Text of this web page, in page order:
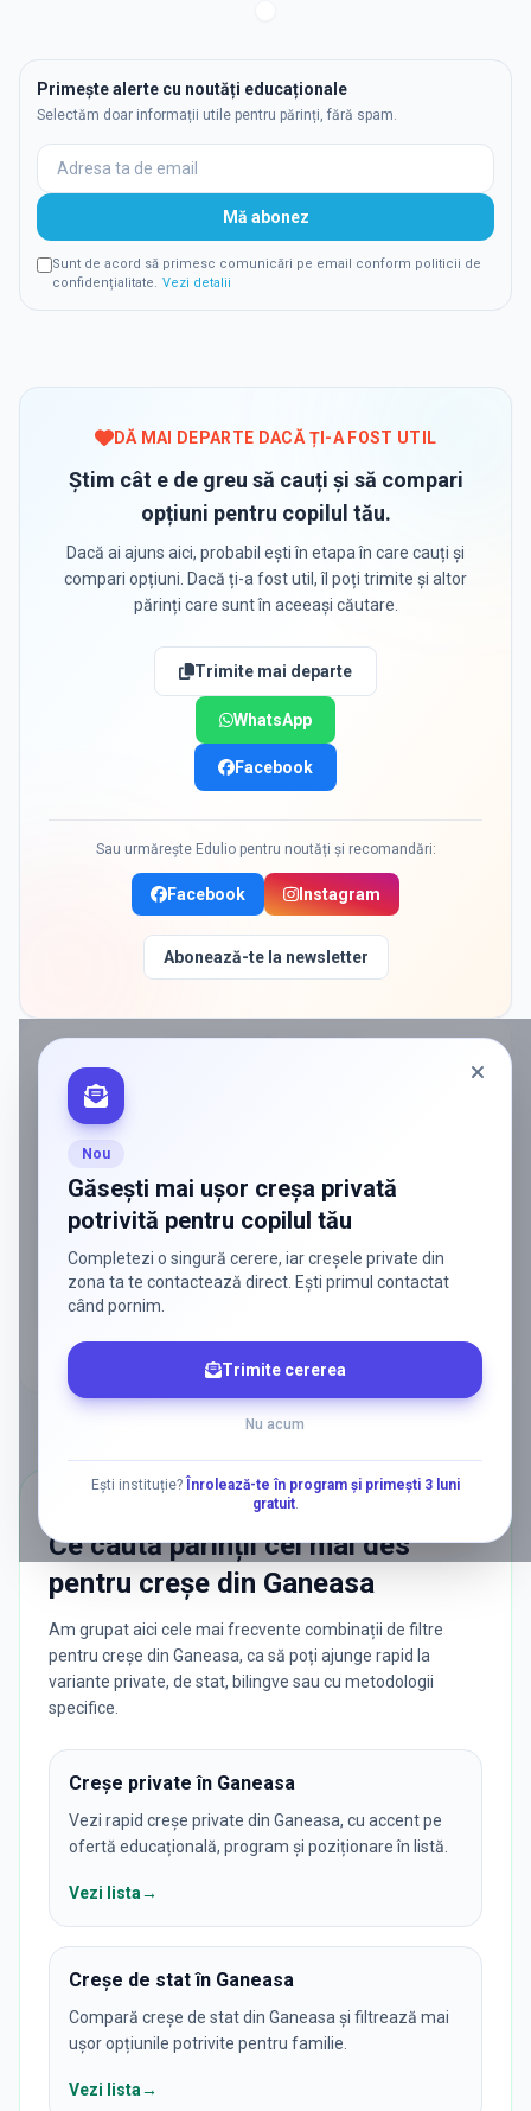
Primește alerte cu noutăți educaționale
Selectăm doar informații utile pentru părinți, fără spam.
Mă abonez
Sunt de acord să primesc comunicări pe email conform politicii de
confidențialitate. Vezi detalii
DĂ MAI DEPARTE DACĂ ȚI-A FOST UTIL
Știm cât e de greu să cauți și să compari
opțiuni pentru copilul tău.
Dacă ai ajuns aici, probabil ești în etapa în care cauți și
compari opțiuni. Dacă ți-a fost util, îl poți trimite și altor
părinți care sunt în aceeași căutare.
Trimite mai departe
WhatsApp
Facebook
Sau urmărește Edulio pentru noutăți și recomandări:
Facebook Instagram
Abonează-te la newsletter
Nou
Găsești mai ușor creșa privată
potrivită pentru copilul tău
Completezi o singură cerere, iar creșele private din
zona ta te contactează direct. Ești primul contactat
când pornim.
Trimite cererea
Nu acum
Ești instituție?
Înrolează-te în program și primești 3 luni
gratuit.
ADS
cu familiile care au nevoie de ele — fără
reclamă generală, fără risipă.
Discută despre o colaborare
Ce caută părinții cel mai des
pentru creșe din Ganeasa
Am grupat aici cele mai frecvente combinații de filtre
pentru creșe din Ganeasa, ca să poți ajunge rapid la
variante private, de stat, bilingve sau cu metodologii
specifice.
Creșe private în Ganeasa
Vezi rapid creșe private din Ganeasa, cu accent pe
ofertă educațională, program și poziționare în listă.
Vezi lista→
Creșe de stat în Ganeasa
Compară creșe de stat din Ganeasa și filtrează mai
ușor opțiunile potrivite pentru familie.
Vezi lista→